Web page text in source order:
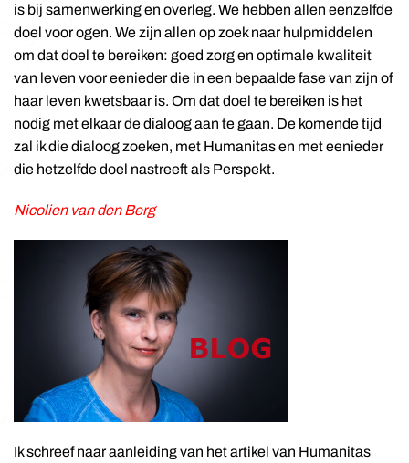
is bij samenwerking en overleg. We hebben allen eenzelfde
doel voor ogen. We zijn allen op zoek naar hulpmiddelen
om dat doel te bereiken: goed zorg en optimale kwaliteit
van leven voor eenieder die in een bepaalde fase van zijn of
haar leven kwetsbaar is. Om dat doel te bereiken is het
nodig met elkaar de dialoog aan te gaan. De komende tijd
zal ik die dialoog zoeken, met Humanitas en met eenieder
die hetzelfde doel nastreeft als Perspekt.
Nicolien van den Berg
Ik schreef naar aanleiding van het artikel van Humanitas